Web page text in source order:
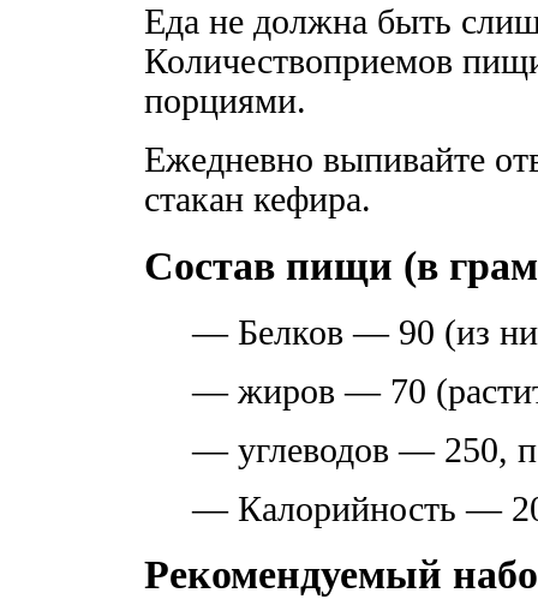
Еда не должна быть
Количествоприемов
порциями.
Ежедневно выпивайте
стакан кефира.
Состав пищи (в
— Белков — 90 (из
— жиров — 70
— углеводов — 250,
— Калорийность —
Рекомендуемый